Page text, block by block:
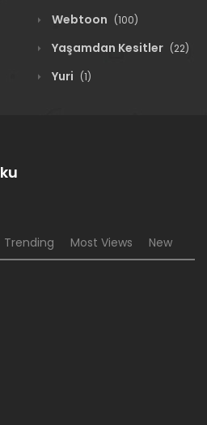
Webtoon (100)
Yaşamdan Kesitler (22)
Yuri (1)
Trending Most Views New